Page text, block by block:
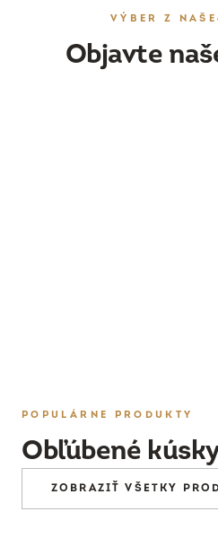
VÝBER Z
Objavte
OBRÚČKY
POPULÁRNE PRODUKTY
Obľúbené
ZOBRAZIŤ VŠETKY